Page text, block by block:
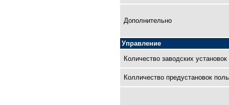
Дополнительно
Управление
Количество заводских установок
Колличество предустановок